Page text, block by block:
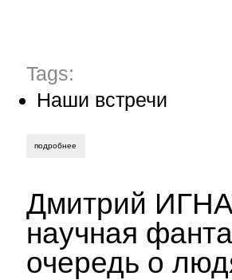
Tags:
Наши встречи
подробнее
Дмитрий
научная
очередь о